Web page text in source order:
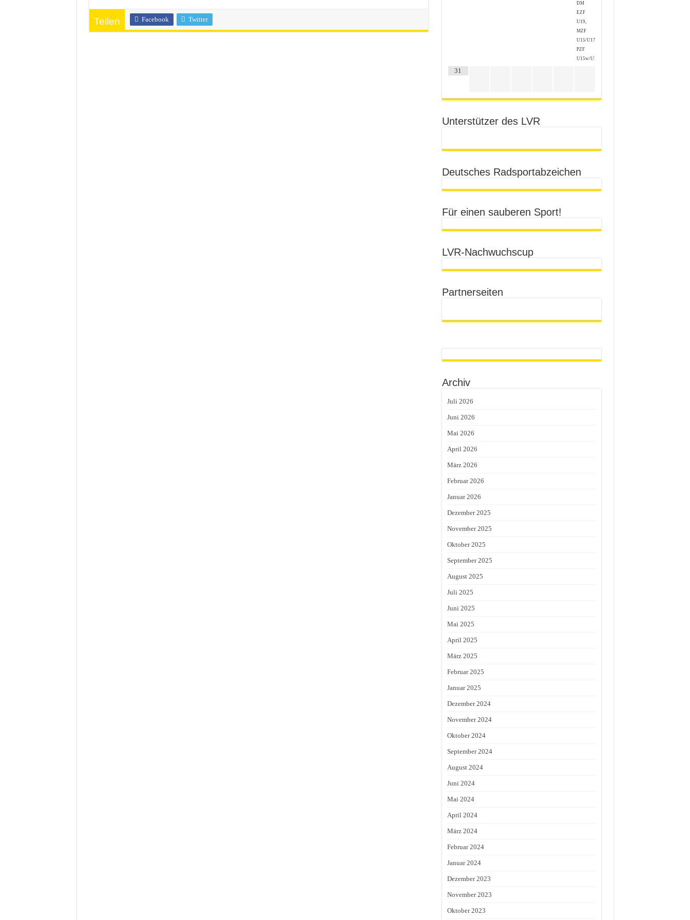
Teilen Facebook Twitter
DM
EZF
U19,
MZF
U15/U17,
PZF
U15w/U17w
31
Unterstützer des LVR
Deutsches Radsportabzeichen
Für einen sauberen Sport!
LVR-Nachwuchscup
Partnerseiten
Archiv
Juli 2026
Juni 2026
Mai 2026
April 2026
März 2026
Februar 2026
Januar 2026
Dezember 2025
November 2025
Oktober 2025
September 2025
August 2025
Juli 2025
Juni 2025
Mai 2025
April 2025
März 2025
Februar 2025
Januar 2025
Dezember 2024
November 2024
Oktober 2024
September 2024
August 2024
Juni 2024
Mai 2024
April 2024
März 2024
Februar 2024
Januar 2024
Dezember 2023
November 2023
Oktober 2023